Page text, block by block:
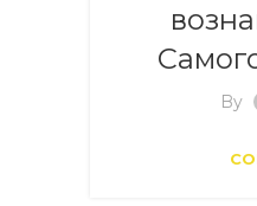
By